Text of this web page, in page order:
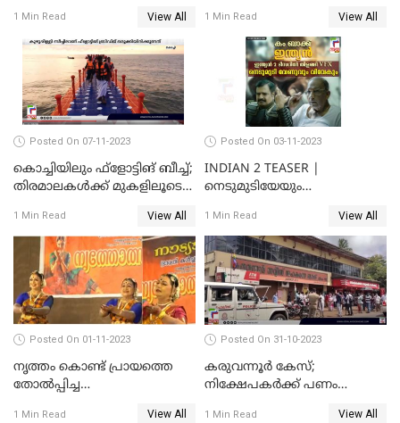
വൈറലായി വീഡിയോ
1 Min Read View All
ഓര്‍ക്കകളുടെ സ്വഭാവരീതി
1 Min Read View All
Posted On 07-11-2023
കൊച്ചിയിലും ഫ്‌ളോട്ടിങ് ബീച്ച്;
തിരമാലകള്‍ക്ക് മുകളിലൂടെ
1 Min Read View All
Posted On 03-11-2023
INDIAN 2 TEASER |
നെടുമുടിയേയും
കാണാം; ഇന്ത്യൻ 2 ടീസർ
പുറത്ത്
1 Min Read View All
Posted On 01-11-2023
നൃത്തം കൊണ്ട് പ്രായത്തെ
തോല്‍പ്പിച്ച
1 Min Read View All
Posted On 31-10-2023
കരുവന്നൂർ കേസ്;
നിക്ഷേപകർക്ക് പണം
1 Min Read View All